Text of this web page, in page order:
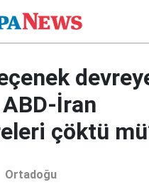
İran
çöktü
Ortadoğu